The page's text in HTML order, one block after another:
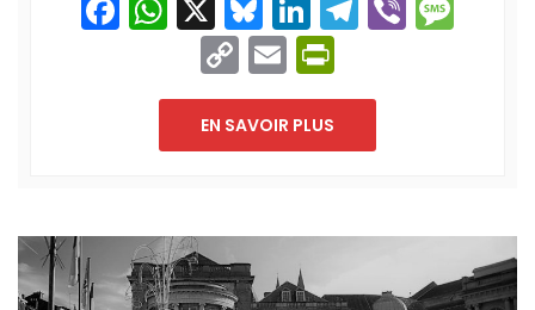
Copy
Link
Email
EN SAVOIR PLUS